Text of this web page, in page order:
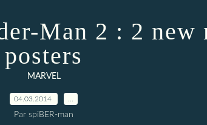
Man 2 : 2 new
posters
MARVEL
04.03.2014
Par spiBER-man